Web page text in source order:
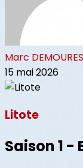
Marc DEMOURES
15 mai 2026
Litote
Saison 1 -